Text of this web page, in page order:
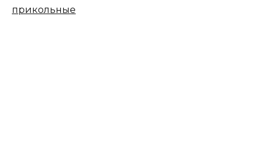
прикольные